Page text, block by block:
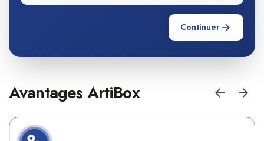
Continuer
Avantages ArtiBox